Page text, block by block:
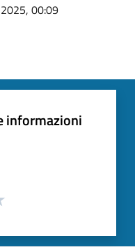
00:09
informazioni